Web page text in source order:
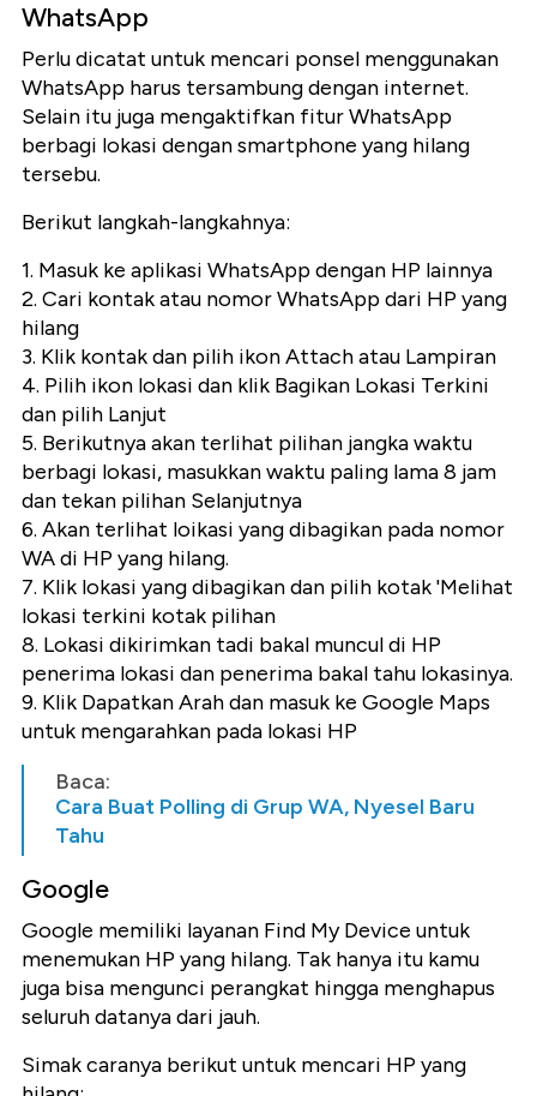
WhatsApp
Perlu dicatat untuk mencari ponsel menggunakan
WhatsApp harus tersambung dengan internet.
Selain itu juga mengaktifkan fitur WhatsApp
berbagi lokasi dengan smartphone yang hilang
tersebu.
Berikut langkah-langkahnya:
1. Masuk ke aplikasi WhatsApp dengan HP lainnya
2. Cari kontak atau nomor WhatsApp dari HP yang
hilang
3. Klik kontak dan pilih ikon Attach atau Lampiran
4. Pilih ikon lokasi dan klik Bagikan Lokasi Terkini
dan pilih Lanjut
5. Berikutnya akan terlihat pilihan jangka waktu
berbagi lokasi, masukkan waktu paling lama 8 jam
dan tekan pilihan Selanjutnya
6. Akan terlihat loikasi yang dibagikan pada nomor
WA di HP yang hilang.
7. Klik lokasi yang dibagikan dan pilih kotak 'Melihat
lokasi terkini kotak pilihan
8. Lokasi dikirimkan tadi bakal muncul di HP
penerima lokasi dan penerima bakal tahu lokasinya.
9. Klik Dapatkan Arah dan masuk ke Google Maps
untuk mengarahkan pada lokasi HP
Baca:
Cara Buat Polling di Grup WA, Nyesel Baru
Tahu
Google
Google memiliki layanan Find My Device untuk
menemukan HP yang hilang. Tak hanya itu kamu
juga bisa mengunci perangkat hingga menghapus
seluruh datanya dari jauh.
Simak caranya berikut untuk mencari HP yang